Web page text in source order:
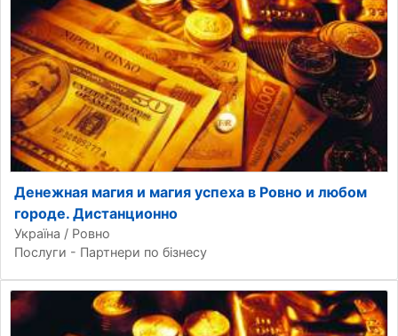
Денежная магия и магия успеха в Ровно и любом
городе. Дистанционно
Україна / Ровно
Послуги - Партнери по бізнесу